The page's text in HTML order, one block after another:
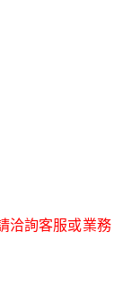
洽詢客服或業務